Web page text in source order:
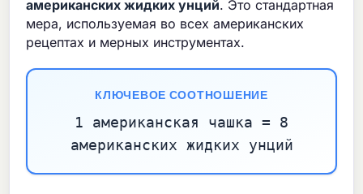
американских жидких унций. Это стандартная
мера, используемая во всех американских
рецептах и мерных инструментах.
КЛЮЧЕВОЕ СООТНОШЕНИЕ
1 американская чашка = 8
американских жидких унций